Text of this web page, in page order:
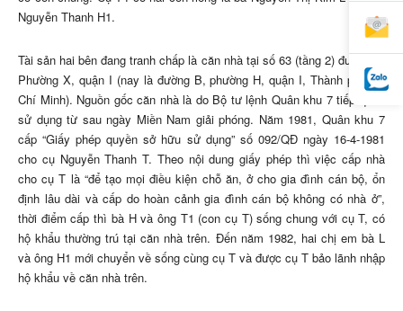
Nguyễn Thanh H1.
Tài sản hai bên đang tranh chấp là căn nhà tại số 63 (tầng 2) đường V,
Phường X, quận I (nay là đường B, phường H, quận I, Thành phố Hồ
Chí Minh). Nguồn gốc căn nhà là do Bộ tư lệnh Quân khu 7 tiếp quản
sử dụng từ sau ngày Miền Nam giải phóng. Năm 1981, Quân khu 7
cấp “Giấy phép quyền sở hữu sử dụng” số 092/QĐ ngày 16-4-1981
cho cụ Nguyễn Thanh T. Theo nội dung giấy phép thì việc cấp nhà
cho cụ T là “để tạo mọi điều kiện chỗ ăn, ở cho gia đình cán bộ, ổn
định lâu dài và cấp do hoàn cảnh gia đình cán bộ không có nhà ở”,
thời điểm cấp thì bà H và ông T1 (con cụ T) sống chung với cụ T, có
hộ khẩu thường trú tại căn nhà trên. Đến năm 1982, hai chị em bà L
và ông H1 mới chuyển về sống cùng cụ T và được cụ T bảo lãnh nhập
hộ khẩu về căn nhà trên.